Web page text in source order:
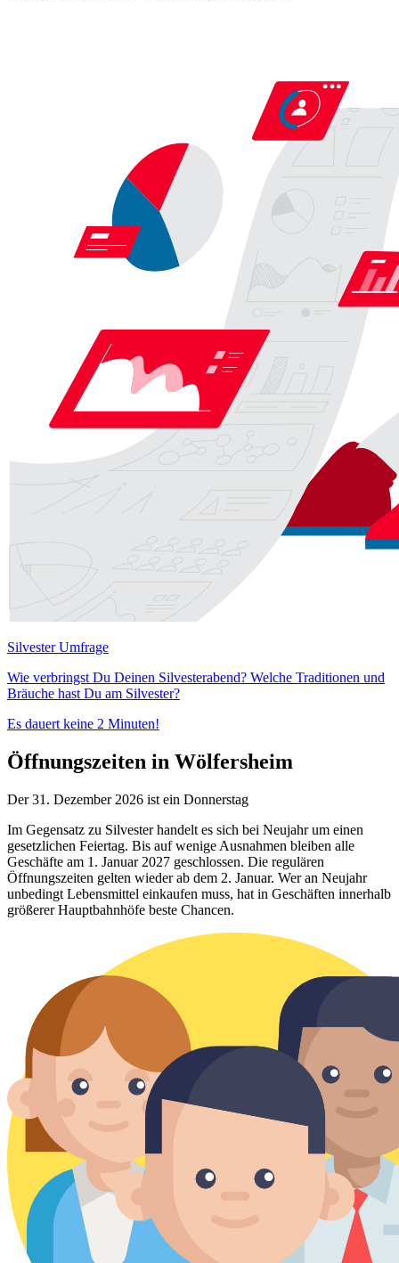
Silvester Umfrage
Wie verbringst Du Deinen Silvesterabend? Welche Traditionen und
Bräuche hast Du am Silvester?
Es dauert keine 2 Minuten!
Öffnungszeiten in Wölfersheim
Der 31. Dezember 2026 ist ein Donnerstag
Im Gegensatz zu Silvester handelt es sich bei Neujahr um einen
gesetzlichen Feiertag. Bis auf wenige Ausnahmen bleiben alle
Geschäfte am 1. Januar 2027 geschlossen. Die regulären
Öffnungszeiten gelten wieder ab dem 2. Januar. Wer an Neujahr
unbedingt Lebensmittel einkaufen muss, hat in Geschäften innerhalb
größerer Hauptbahnhöfe beste Chancen.